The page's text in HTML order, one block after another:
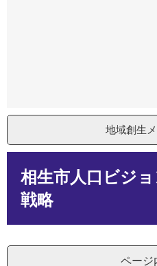
地域創生
相生市人口ビジ
戦略
ページ